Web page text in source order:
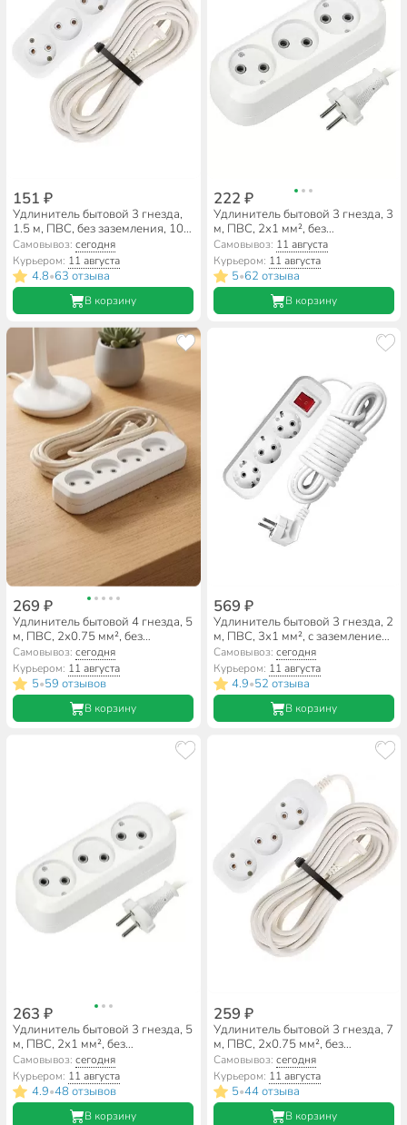
151 ₽
Удлинитель бытовой 3 гнезда,
1.5 м, ПВС, без заземления, 10
А, Jett, РС-3, 155-201
Самовывоз:сегодня
Курьером: 11 августа
4.8•63 отзыва
В корзину
222 ₽
Удлинитель бытовой 3 гнезда, 3
м, ПВС, 2х1 мм², без
заземления, Smartbuy, SBE-10-
3-03-N
Самовывоз: 11 августа
Курьером: 11 августа
5•62 отзыва
В корзину
269 ₽
Удлинитель бытовой 4 гнезда, 5
м, ПВС, 2х0.75 мм², без
заземления, 10 А, Jett, РС-4,
155-405
Самовывоз:сегодня
Курьером: 11 августа
5•59 отзывов
В корзину
569 ₽
Удлинитель бытовой 3 гнезда, 2
м, ПВС, 3х1 мм², с заземлением,
выключатель, UNIVersal, S-303,
9634418
Самовывоз: сегодня
Курьером: 11 августа
4.9•52 отзыва
В корзину
263 ₽
Удлинитель бытовой 3 гнезда, 5
м, ПВС, 2х1 мм², без
заземления, Smartbuy, SBE-10-
3-05-N
Самовывоз:сегодня
Курьером: 11 августа
4.9•48 отзывов
В корзину
259 ₽
Удлинитель бытовой 3 гнезда, 7
м, ПВС, 2х0.75 мм², без
заземления, 10 А, Jett, РС-3,
155-207
Самовывоз: сегодня
Курьером: 11 августа
5•44 отзыва
В корзину